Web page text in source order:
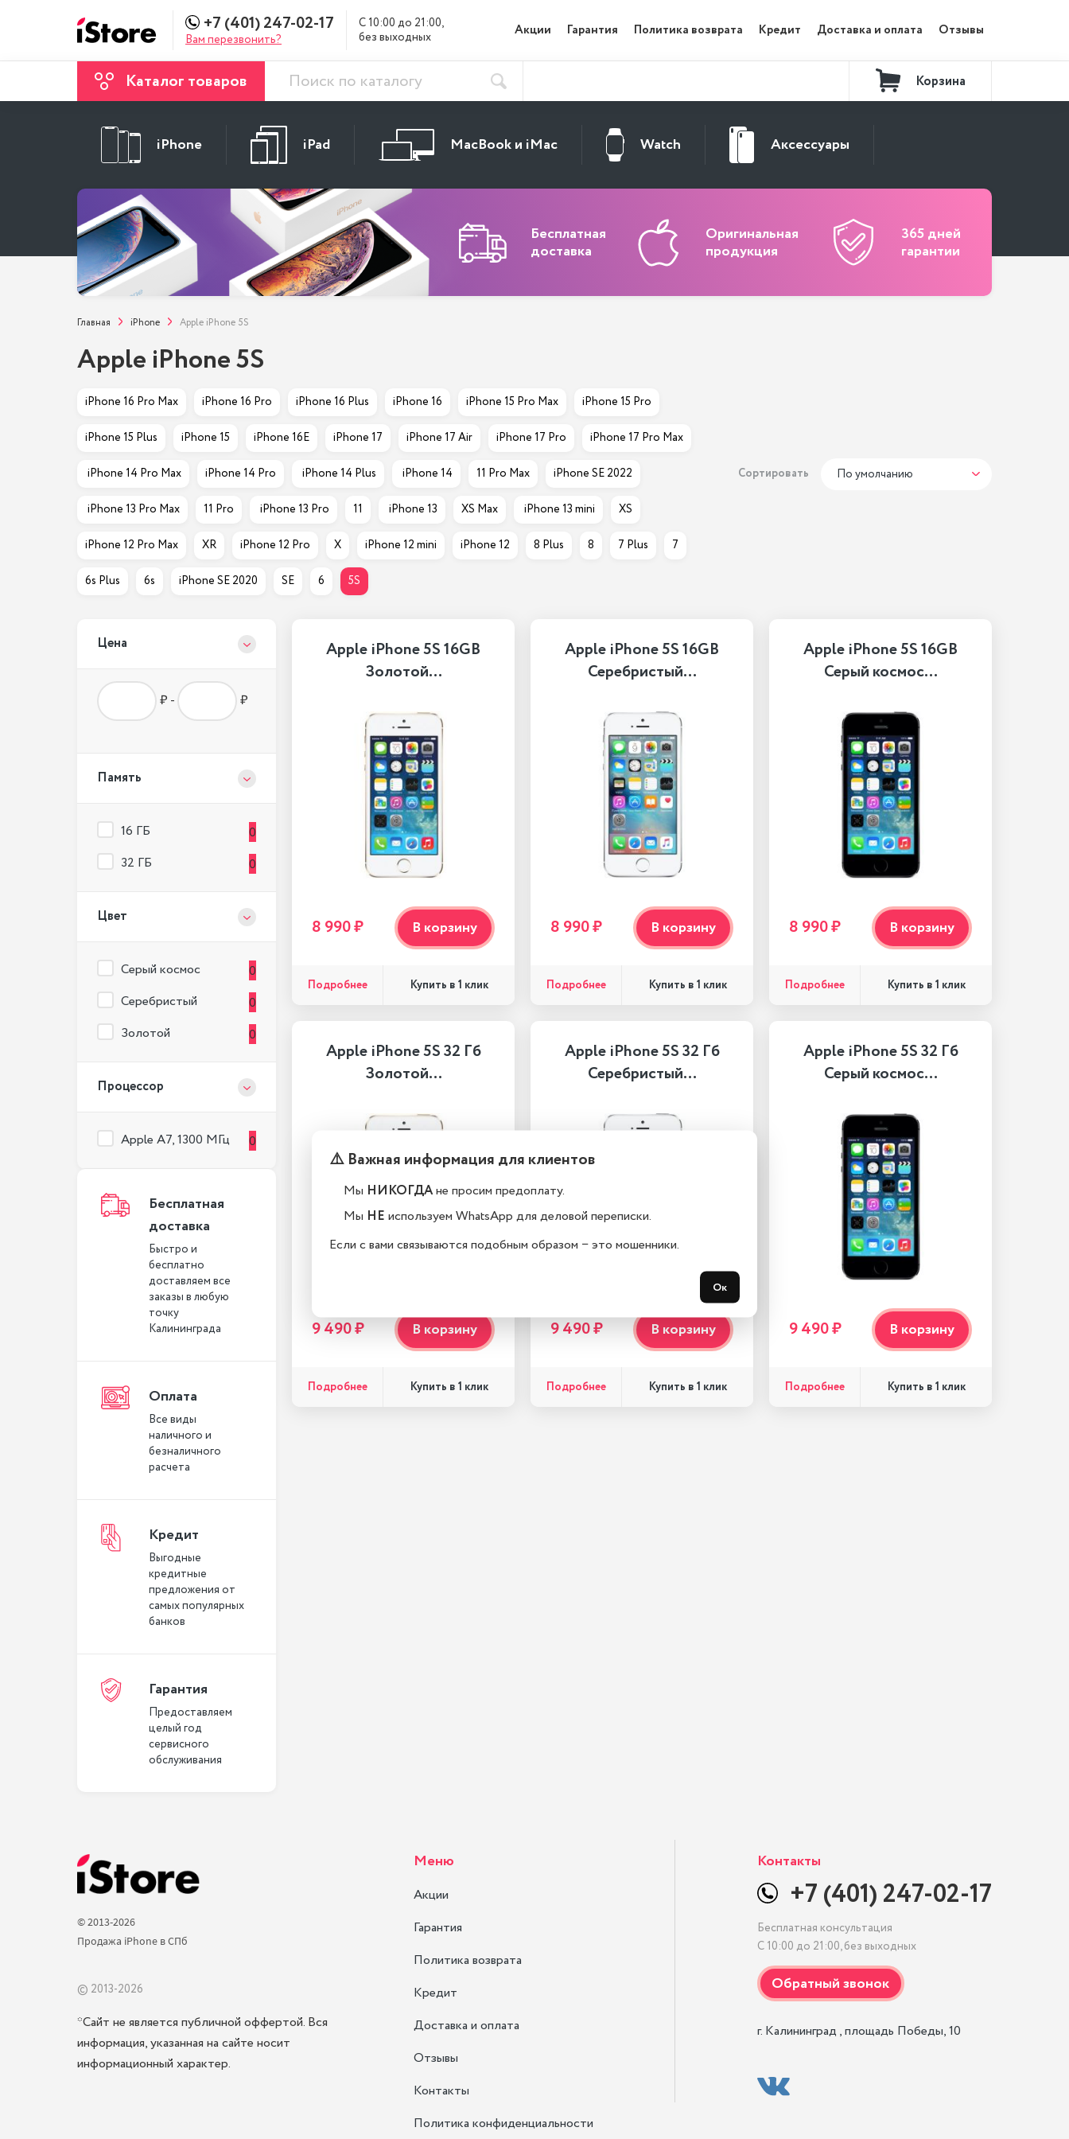
+7 (401) 247-02-17
Вам перезвонить?
С 10:00 до 21:00,
без выходных
Акции Гарантия Политика возврата Кредит Доставка и оплата Отзывы
Контакты
Каталог товаров Корзина
iPhone iPad MacBook и iMac Watch Аксессуары
Бесплатная
доставка
Оригинальная
продукция
365 дней
гарантии
Главная iPhone Apple iPhone 5S
Apple iPhone 5S
iPhone 16 Pro Max iPhone 16 Pro iPhone 16 Plus iPhone 16 iPhone 15 Pro Max iPhone 15 Pro
iPhone 15 Plus iPhone 15 iPhone 16E iPhone 17 iPhone 17 Air iPhone 17 Pro iPhone 17 Pro Max
iPhone 14 Pro Max iPhone 14 Pro iPhone 14 Plus iPhone 14 11 Pro Max iPhone SE 2022
iPhone 13 Pro Max 11 Pro iPhone 13 Pro 11 iPhone 13 XS Max iPhone 13 mini XS
iPhone 12 Pro Max XR iPhone 12 Pro X iPhone 12 mini iPhone 12 8 Plus 8 7 Plus 7
6s Plus 6s iPhone SE 2020 SE 6 5S
Сортировать По умолчанию
Цена
₽ - ₽
Память
16 ГБ
0
32 ГБ
0
Цвет
Серый космос
0
Серебристый
0
Золотой
0
Процессор
Apple A7, 1300 МГц 0
Бесплатная
доставка
Быстро и
бесплатно
доставляем все
заказы в любую
точку
Калининграда
Оплата
Все виды
наличного и
безналичного
расчета
Кредит
Выгодные
кредитные
предложения от
самых популярных
банков
Гарантия
Предоставляем
целый год
сервисного
обслуживания
Apple iPhone 5S 16GB
Золотой…
8 990 ₽ В корзину
Подробнее Купить в 1 клик
Apple iPhone 5S 16GB
Серебристый…
8 990 ₽ В корзину
Подробнее Купить в 1 клик
Apple iPhone 5S 16GB
Серый космос…
8 990 ₽ В корзину
Подробнее Купить в 1 клик
Apple iPhone 5S 32 Гб
Золотой…
9 490 ₽ В корзину
Подробнее Купить в 1 клик
Apple iPhone 5S 32 Гб
Серебристый…
9 490 ₽ В корзину
Подробнее Купить в 1 клик
Apple iPhone 5S 32 Гб
Серый космос…
9 490 ₽ В корзину
Подробнее Купить в 1 клик
© 2013-2026
Продажа iPhone в СПб
© 2013-2026
*Сайт не является публичной оффертой. Вся
информация, указанная на сайте носит
информационный характер.
Меню
Акции
Гарантия
Политика возврата
Кредит
Доставка и оплата
Отзывы
Контакты
Политика конфиденциальности
Контакты
+7 (401) 247-02-17
Бесплатная консультация
С 10:00 до 21:00, без выходных
г. Калининград , площадь Победы, 10
⚠️ Важная информация для клиентов
Мы НИКОГДАне просим предоплату.
Мы НЕ используем WhatsApp для деловой переписки.
Если с вами связываются подобным образом − это мошенники.
Ок